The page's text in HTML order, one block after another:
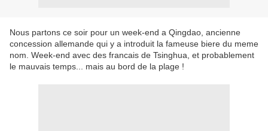
Nous partons ce soir pour un week-end a Qingdao, ancienne
concession allemande qui y a introduit la fameuse biere du meme
nom. Week-end avec des francais de Tsinghua, et probablement
le mauvais temps... mais au bord de la plage !